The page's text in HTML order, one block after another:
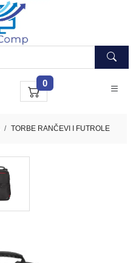
0
TORBE RANČEVI I FUTROLE